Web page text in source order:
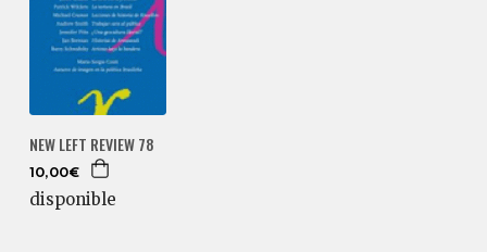
NEW LEFT REVIEW 78
10,00€
disponible